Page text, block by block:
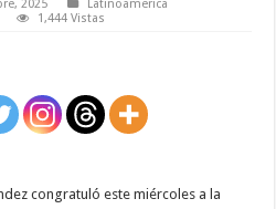
2025
Latinoamerica
1,444 Vistas
congratuló este miércoles a la